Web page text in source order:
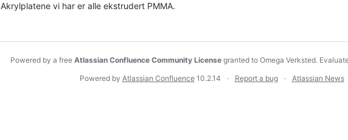
Akrylplatene vi har er alle ekstrudert PMMA.
Powered by a free Atlassian Confluence Community Licensegranted to Omega Verksted.
Powered by Atlassian Confluence 10.2.14 Report a bug Atlassian News